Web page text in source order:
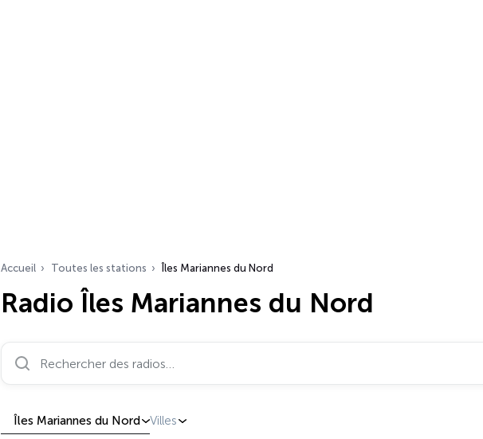
Accueil Toutes les stations Îles Mariannes du Nord
Radio Îles Mariannes du Nord
Rechercher des radios…
Îles Mariannes du Nord Villes